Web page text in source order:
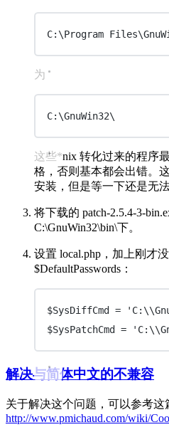
C:\Program
为
C:\GnuWin32\
这些*nix 转化过来的程序
格，否则基本都会出错。
安装，但是等一下还是无法
将下载的 patch-2.5.4-3-
C:\GnuWin32\bin\下。
设置 local.php，加上刚才
$DefaultPasswords：
$SysDiffCmd =
$SysPatchCmd =
解决与简体中文的不兼容
关于解决这个问题，可以参考这
http://www.pmichaud.com/wiki/